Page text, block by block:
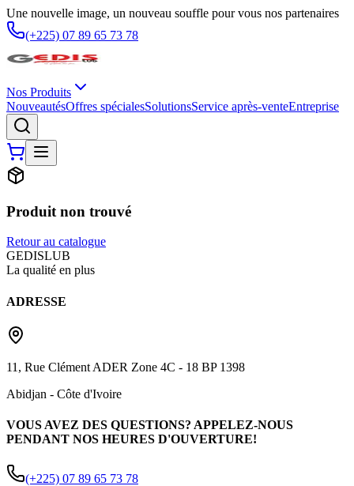
Une nouvelle image, un nouveau souffle pour vous nos partenaires
(+225) 07 89 65 73 78
Nos Produits
NouveautésOffres spécialesSolutionsService après-venteEntreprise
Produit non trouvé
Retour au catalogue
GEDISLUB
La qualité en plus
ADRESSE
11, Rue Clément ADER Zone 4C - 18 BP 1398
Abidjan - Côte d'Ivoire
VOUS AVEZ DES QUESTIONS? APPELEZ-NOUS
PENDANT NOS HEURES D'OUVERTURE!
(+225) 07 89 65 73 78